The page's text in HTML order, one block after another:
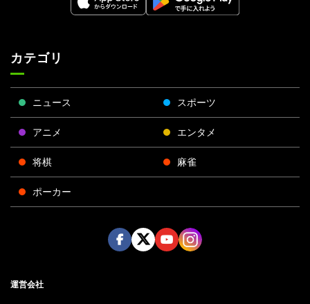
カテゴリ
ニュース スポーツ
アニメ エンタメ
将棋 麻雀
ポーカー
運営会社